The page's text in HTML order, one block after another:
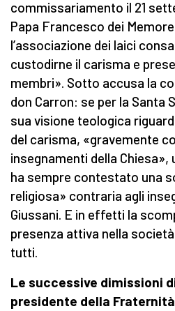
commissariamento il 21
Papa Francesco dei
l’associazione dei laici
custodirne il carisma e
membri». Sotto accusa la
don Carron: se per la Santa
sua visione teologica
del carisma, «gravemente
insegnamenti della Chiesa»,
ha sempre contestato una
religiosa» contraria agli
Giussani. E in effetti la
presenza attiva nella
tutti.
Le successive dimissioni
presidente della